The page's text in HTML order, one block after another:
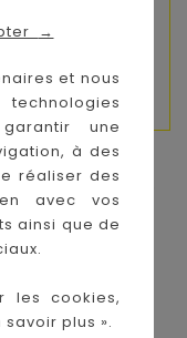
→
et nous
une
à des
réaliser des
avec vos
ainsi que de
les cookies,
plus ».
du siège
les plus
aux
en ligne :